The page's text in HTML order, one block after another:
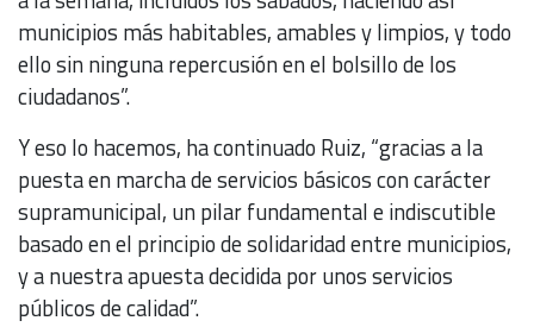
municipios más habitables, amables y limpios, y todo
ello sin ninguna repercusión en el bolsillo de los
ciudadanos”.
Y eso lo hacemos, ha continuado Ruiz, “gracias a la
puesta en marcha de servicios básicos con carácter
supramunicipal, un pilar fundamental e indiscutible
basado en el principio de solidaridad entre municipios,
y a nuestra apuesta decidida por unos servicios
públicos de calidad”.